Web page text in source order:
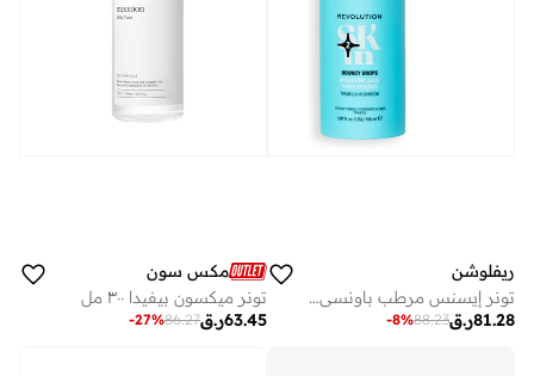
ريفلوشن
تونر إيسنس مرطب باونسي دروبس
ر.ق81.28
88.23
-8%
مكس سون
تونر ميكسون بيفيدا ٣٠٠ مل
ر.ق63.45
86.27
-27%